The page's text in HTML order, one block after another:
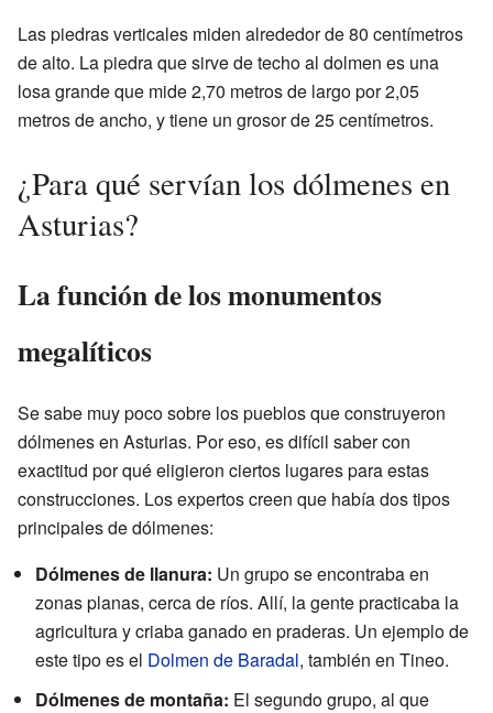
Las piedras verticales miden alrededor de 80 centímetros
de alto. La piedra que sirve de techo al dolmen es una
losa grande que mide 2,70 metros de largo por 2,05
metros de ancho, y tiene un grosor de 25 centímetros.
¿Para qué servían los dólmenes en
Asturias?
La función de los monumentos
megalíticos
Se sabe muy poco sobre los pueblos que construyeron
dólmenes en Asturias. Por eso, es difícil saber con
exactitud por qué eligieron ciertos lugares para estas
construcciones. Los expertos creen que había dos tipos
principales de dólmenes:
Dólmenes de llanura: Un grupo se encontraba en
zonas planas, cerca de ríos. Allí, la gente practicaba la
agricultura y criaba ganado en praderas. Un ejemplo de
este tipo es el Dolmen de Baradal, también en Tineo.
Dólmenes de montaña: El segundo grupo, al que